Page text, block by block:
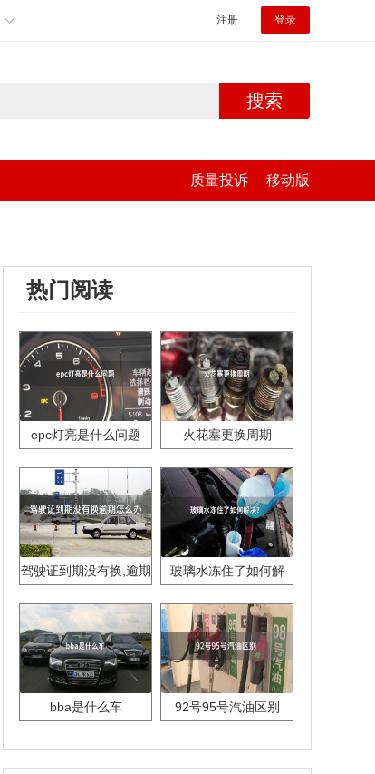
注册 登录
搜索
质量投诉 移动版
热门阅读
epc灯亮是什么问题 火花塞更换周期
驾驶证到期没有换,逾期
玻璃水冻住了如何解
bba是什么车 92号95号汽油区别